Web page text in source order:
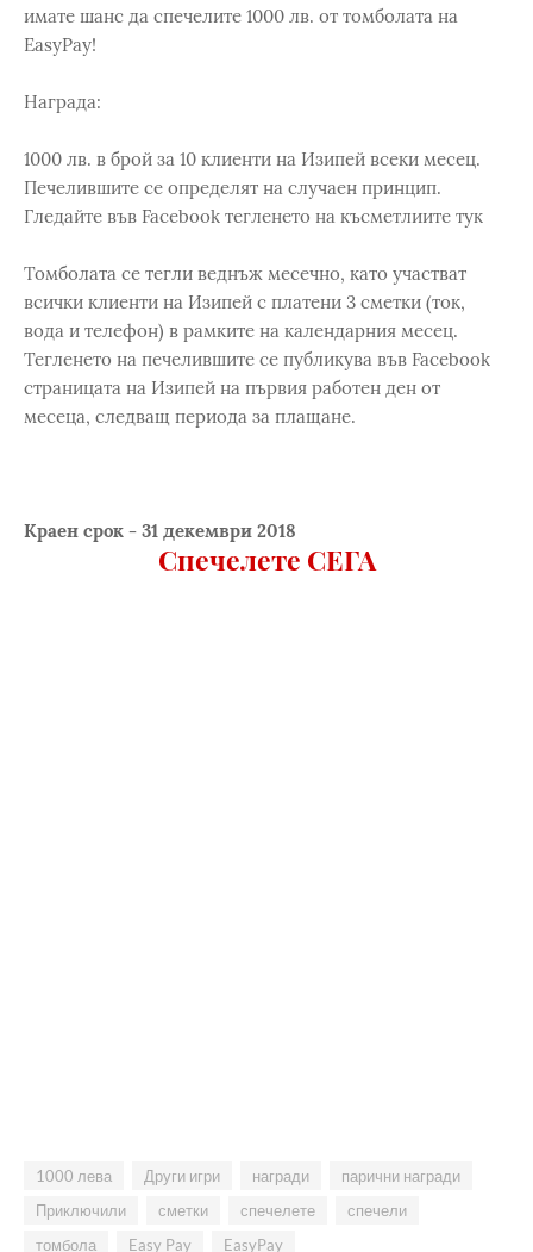
имате шанс да спечелите 1000 лв. от томболата на
EasyPay!
Награда:
1000 лв. в брой за 10 клиенти на Изипей всеки месец.
Печелившите се определят на случаен принцип.
Гледайте във Facebook тегленето на късметлиите тук
Томболата се тегли веднъж месечно, като участват
всички клиенти на Изипей с платени 3 сметки (ток,
вода и телефон) в рамките на календарния месец.
Тегленето на печелившите се публикува във Facebook
страницата на Изипей на първия работен ден от
месеца, следващ периода за плащане.
Краен срок - 31 декември 2018
Спечелете СЕГА
1000 лева Други игри награди
парични награди
Приключили
сметки спечелете
спечели
томбола
Easy Pay EasyPay